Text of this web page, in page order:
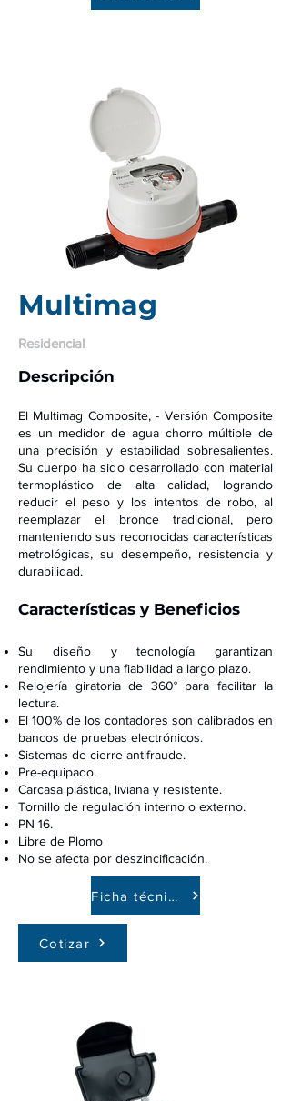
Multimag
Residencial
Descripción
El Multimag Composite, - Versión Composite
es un medidor de agua chorro múltiple de
una precisión y estabilidad sobresalientes.
Su cuerpo ha sido desarrollado con material
termoplástico de alta calidad, logrando
reducir el peso y los intentos de robo, al
reemplazar el bronce tradicional, pero
manteniendo sus reconocidas características
metrológicas, su desempeño, resistencia y
durabilidad.
Características y Beneficios
Su diseño y tecnología garantizan
rendimiento y una fiabilidad a largo plazo.
Relojería giratoria de 360° para facilitar la
lectura.
El 100% de los contadores son calibrados en
bancos de pruebas electrónicos.
Sistemas de cierre antifraude.
Pre-equipado.
Carcasa plástica, liviana y resistente.
Tornillo de regulación interno o externo.
PN 16.
Libre de Plomo
No se afecta por deszincificación.
Ficha técnica
Cotizar